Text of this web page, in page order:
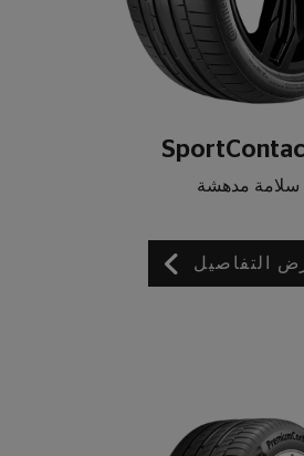
سلامة مدهشة
التفاصيل